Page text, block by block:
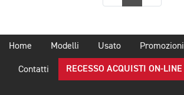
Home Modelli Usato Promozioni
Contatti RECESSO ACQUISTI ON-LINE